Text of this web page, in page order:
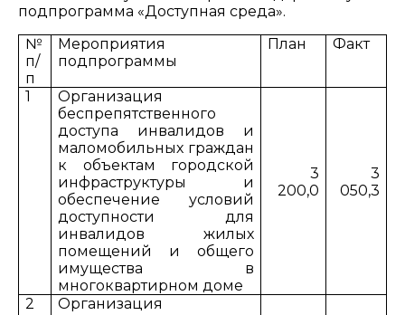
подпрограмма «Доступная среда».
№
п/
п
Мероприятия
подпрограммы
План Факт
1
Организация
беспрепятственного
доступа инвалидов и
маломобильных граждан
к объектам городской
инфраструктуры и
обеспечение условий
доступности для
инвалидов жилых
помещений и общего
имущества в
многоквартирном доме
3
200,0
3
050,3
2
Организация